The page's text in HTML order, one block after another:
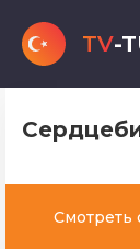
TV-
Смотреть